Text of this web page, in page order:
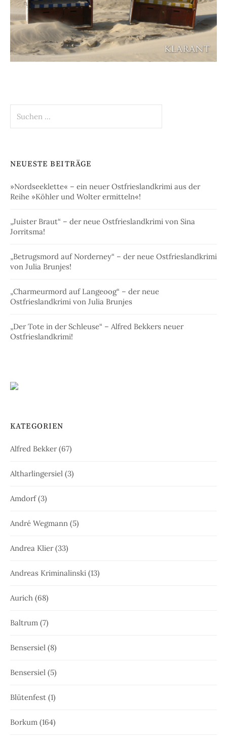
nach:
NEUESTE BEITRÄGE
»Nordseeklette« – ein neuer Ostfrieslandkrimi aus der
Reihe »Köhler und Wolter ermitteln«!
„Juister Braut“ – der neue Ostfrieslandkrimi von Sina
Jorritsma!
„Betrugsmord auf Norderney“ – der neue Ostfrieslandkrimi
von Julia Brunjes!
„Charmeurmord auf Langeoog“ – der neue
Ostfrieslandkrimi von Julia Brunjes
„Der Tote in der Schleuse“ – Alfred Bekkers neuer
Ostfrieslandkrimi!
KATEGORIEN
Alfred Bekker(67)
Altharlingersiel (3)
Amdorf(3)
André Wegmann (5)
Andrea Klier(33)
Andreas Kriminalinski (13)
Aurich (68)
Baltrum (7)
Bensersiel (8)
Bensersiel (5)
Blütenfest (1)
Borkum (164)